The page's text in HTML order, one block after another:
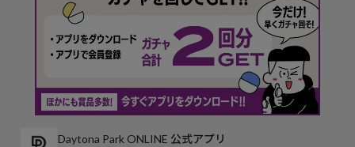
Daytona Park ONLINE 公式アプリ